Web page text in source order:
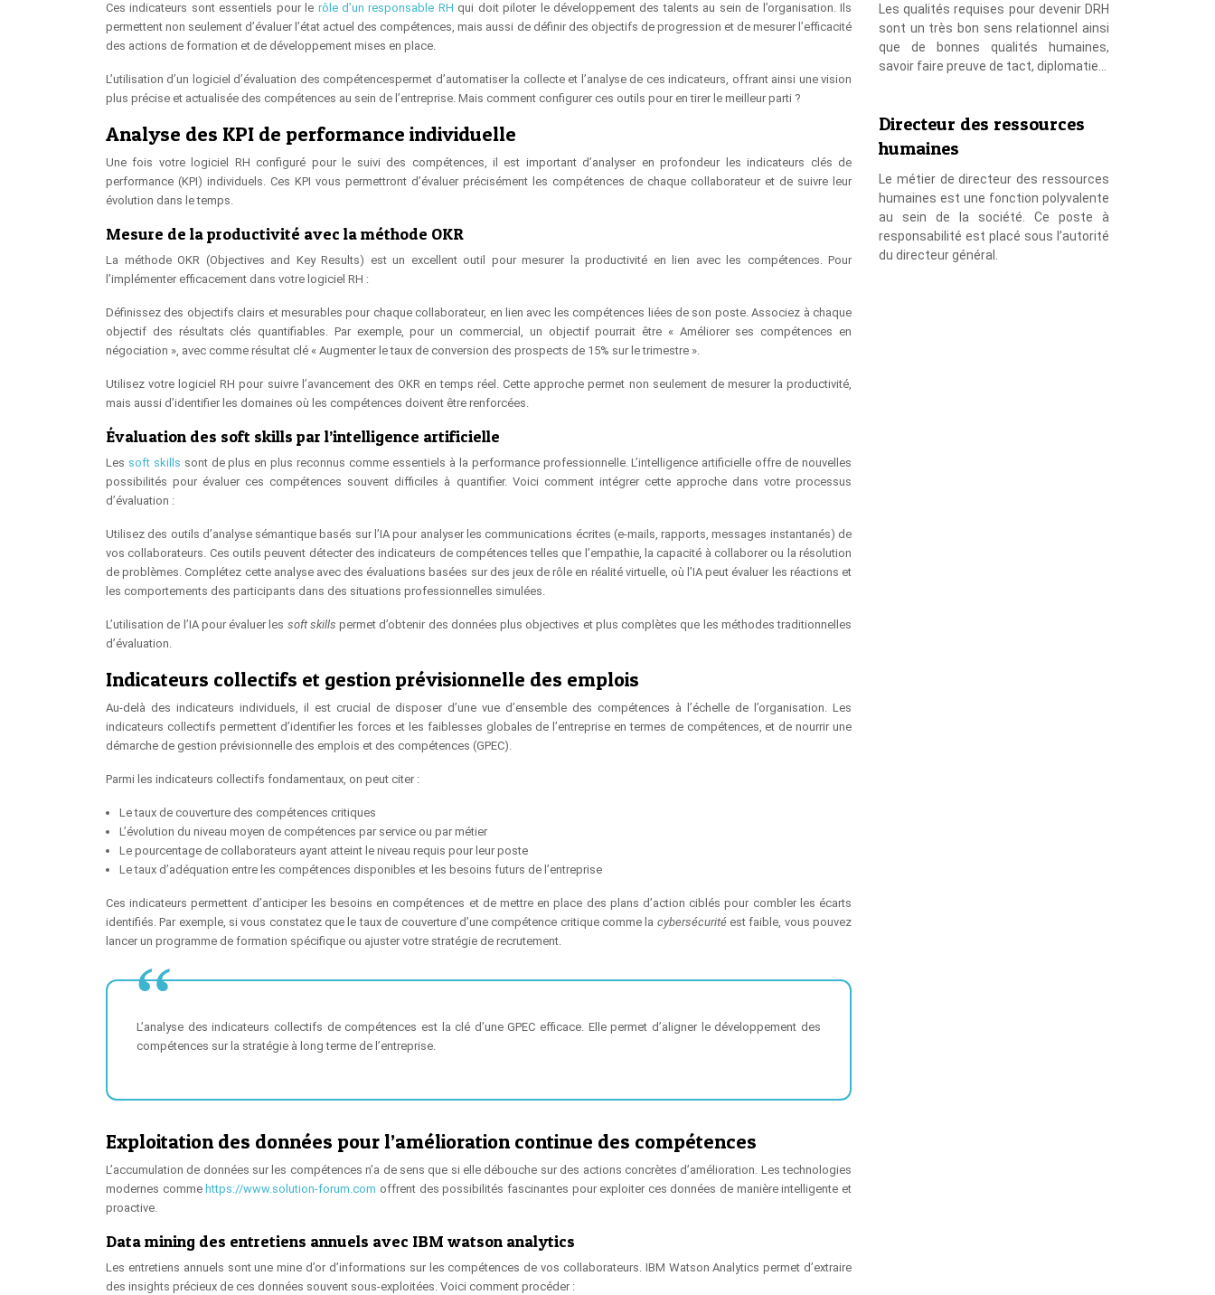
Ces indicateurs sont essentiels pour le rôle d’un responsable RH qui doit piloter le développement des talents au sein de l’organisation. Ils
permettent non seulement d’évaluer l’état actuel des compétences, mais aussi de définir des objectifs de progression et de mesurer l’efficacité
des actions de formation et de développement mises en place.
L’utilisation d’un logiciel d’évaluation des compétencespermet d’automatiser la collecte et l’analyse de ces indicateurs, offrant ainsi une vision
plus précise et actualisée des compétences au sein de l’entreprise. Mais comment configurer ces outils pour en tirer le meilleur parti ?
Analyse des KPI de performance individuelle
Une fois votre logiciel RH configuré pour le suivi des compétences, il est important d’analyser en profondeur les indicateurs clés de
performance (KPI) individuels. Ces KPI vous permettront d’évaluer précisément les compétences de chaque collaborateur et de suivre leur
évolution dans le temps.
Mesure de la productivité avec la méthode OKR
La méthode OKR (Objectives and Key Results) est un excellent outil pour mesurer la productivité en lien avec les compétences. Pour
l’implémenter efficacement dans votre logiciel RH :
Définissez des objectifs clairs et mesurables pour chaque collaborateur, en lien avec les compétences liées de son poste. Associez à chaque
objectif des résultats clés quantifiables. Par exemple, pour un commercial, un objectif pourrait être « Améliorer ses compétences en
négociation », avec comme résultat clé « Augmenter le taux de conversion des prospects de 15% sur le trimestre ».
Utilisez votre logiciel RH pour suivre l’avancement des OKR en temps réel. Cette approche permet non seulement de mesurer la productivité,
mais aussi d’identifier les domaines où les compétences doivent être renforcées.
Évaluation des soft skills par l’intelligence artificielle
Les soft skills sont de plus en plus reconnus comme essentiels à la performance professionnelle. L’intelligence artificielle offre de nouvelles
possibilités pour évaluer ces compétences souvent difficiles à quantifier. Voici comment intégrer cette approche dans votre processus
d’évaluation :
Utilisez des outils d’analyse sémantique basés sur l’IA pour analyser les communications écrites (e-mails, rapports, messages instantanés) de
vos collaborateurs. Ces outils peuvent détecter des indicateurs de compétences telles que l’empathie, la capacité à collaborer ou la résolution
de problèmes. Complétez cette analyse avec des évaluations basées sur des jeux de rôle en réalité virtuelle, où l’IA peut évaluer les réactions et
les comportements des participants dans des situations professionnelles simulées.
L’utilisation de l’IA pour évaluer les soft skills permet d’obtenir des données plus objectives et plus complètes que les méthodes traditionnelles
d’évaluation.
Indicateurs collectifs et gestion prévisionnelle des emplois
Au-delà des indicateurs individuels, il est crucial de disposer d’une vue d’ensemble des compétences à l’échelle de l’organisation. Les
indicateurs collectifs permettent d’identifier les forces et les faiblesses globales de l’entreprise en termes de compétences, et de nourrir une
démarche de gestion prévisionnelle des emplois et des compétences (GPEC).
Parmi les indicateurs collectifs fondamentaux, on peut citer :
Le taux de couverture des compétences critiques
L’évolution du niveau moyen de compétences par service ou par métier
Le pourcentage de collaborateurs ayant atteint le niveau requis pour leur poste
Le taux d’adéquation entre les compétences disponibles et les besoins futurs de l’entreprise
Ces indicateurs permettent d’anticiper les besoins en compétences et de mettre en place des plans d’action ciblés pour combler les écarts
identifiés. Par exemple, si vous constatez que le taux de couverture d’une compétence critique comme la cybersécurité est faible, vous pouvez
lancer un programme de formation spécifique ou ajuster votre stratégie de recrutement.
L’analyse des indicateurs collectifs de compétences est la clé d’une GPEC efficace. Elle permet d’aligner le développement des
compétences sur la stratégie à long terme de l’entreprise.
Exploitation des données pour l’amélioration continue des compétences
L’accumulation de données sur les compétences n’a de sens que si elle débouche sur des actions concrètes d’amélioration. Les technologies
modernes commehttps://www.solution-forum.com offrent des possibilités fascinantes pour exploiter ces données de manière intelligente et
proactive.
Data mining des entretiens annuels avec IBM watson analytics
Les entretiens annuels sont une mine d’or d’informations sur les compétences de vos collaborateurs. IBM Watson Analytics permet d’extraire
des insights précieux de ces données souvent sous-exploitées. Voici comment procéder :
Les qualités requises pour devenir DRH
sont un très bon sens relationnel ainsi
que de bonnes qualités humaines,
savoir faire preuve de tact, diplomatie…
Directeur des ressources
humaines
Le métier de directeur des ressources
humaines est une fonction polyvalente
au sein de la société. Ce poste à
responsabilité est placé sous l’autorité
du directeur général.